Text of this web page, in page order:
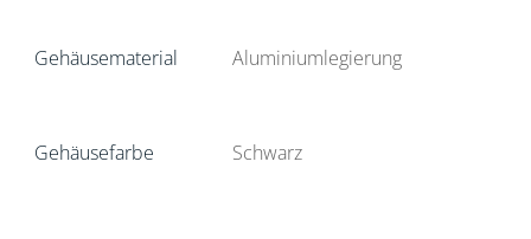
Gehäusematerial Aluminiumlegierung
Gehäusefarbe Schwarz